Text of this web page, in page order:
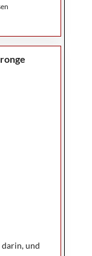
darin, und